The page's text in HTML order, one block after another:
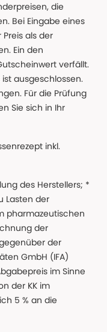
die
Bei Eingabe eines
als der
Ein den
verfällt.
ausgeschlossen.
Für die Prüfung
Sie sich in Ihr
inkl.
des Herstellers; *
Lasten der
pharmazeutischen
der
der
GmbH (IFA)
im Sinne
der KK im
5 % an die